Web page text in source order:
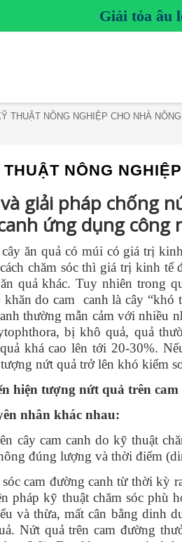
Giải tỏa âu
THUẬT NÔNG NGHIỆP CHO NHÀ NÔNG
NÔNG
giải pháp chống
ứng dụng công
ăn quả có múi có giá trị
chăm sóc thì giá trị kinh tế
quả khác. Tuy nhiên trong
do cam canh là cây
thườngmẫn cảm với nhiều
, bị khô quả, quả
khá cao lên tới 20-30%.
nứt quả trở lên khó kiểm
hiện tượng nứt quả trên
nhân khác nhau:
cây cam canh do kỹ thuật
đúng lượng và thời điểm
cam đường canh từ thời kỳ
pháp kỹ thuật chăm sóc phù
và thừa, mất cân bằng dinh
Nứt quả trên cam đường